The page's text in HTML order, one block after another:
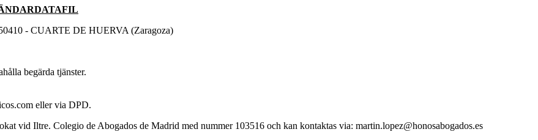
- CUARTE DE HUERVA (Zaragoza)
begärda tjänster.
eller via DPD.
Iltre. Colegio de Abogados de Madrid med nummer 103516 och kan kontaktas via: martin.lopez@honosabogados.es